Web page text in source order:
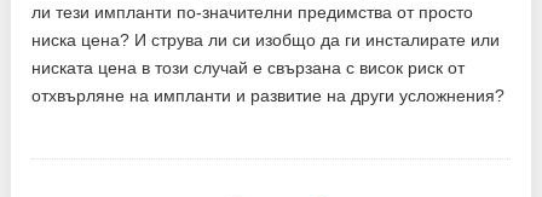
ли тези импланти по-значителни предимства от просто
ниска цена? И струва ли си изобщо да ги инсталирате или
ниската цена в този случай е свързана с висок риск от
отхвърляне на импланти и развитие на други усложнения?